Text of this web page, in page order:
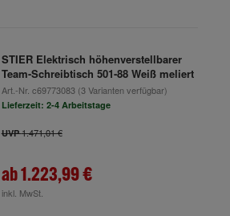
STIER Elektrisch höhenverstellbarer
Team-Schreibtisch 501-88 Weiß meliert
Art.-Nr. c69773083(3 Varianten verfügbar)
Lieferzeit: 2-4 Arbeitstage
UVP1.471,01 €
ab1.223,99 €
inkl. MwSt.